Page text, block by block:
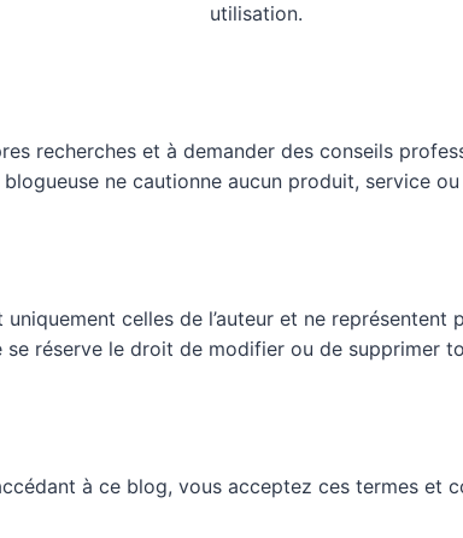
utilisation.
recherches et à demander des conseils
ne cautionne aucun produit, service
celles de l’auteur et ne
se réserve le droit de modifier ou de supprimer
à ce blog, vous acceptez ces termes et